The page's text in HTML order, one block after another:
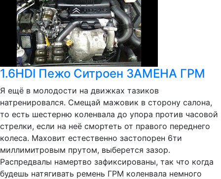
1.6HDI Пежо Ситроен ЗАМЕНА ГРМ
Я ещё в молодости на движках тазиков
натренировался. Смещай мажовик в сторону салона,
то есть шестерню коленвала до упора против часовой
стрелки, если на неё смортеть от правого переднего
колеса. Маховит естественно застопорен 6ти
миллимитровым прутом, выберется зазор.
Распредвалы намертво зафиксированы, так что когда
будешь натягивать ремень ГРМ коленвала немного